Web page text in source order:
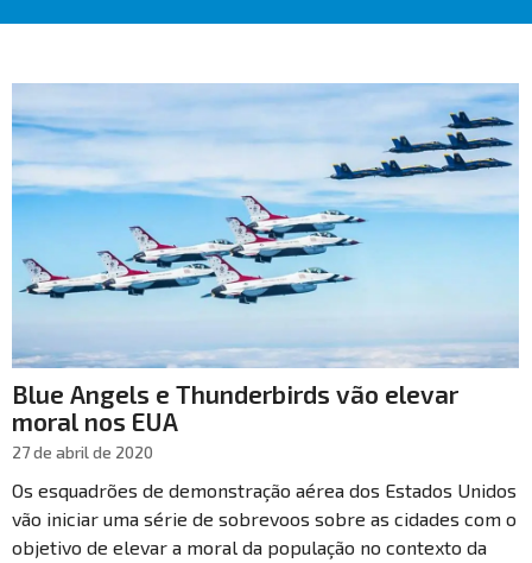
Blue Angels e Thunderbirds vão elevar
moral nos EUA
27 de abril de 2020
Os esquadrões de demonstração aérea dos Estados Unidos
vão iniciar uma série de sobrevoos sobre as cidades com o
objetivo de elevar a moral da população no contexto da